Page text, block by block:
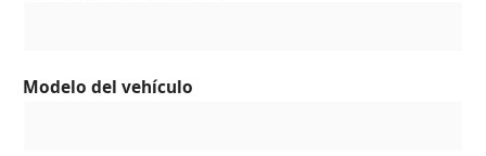
Modelo del vehículo